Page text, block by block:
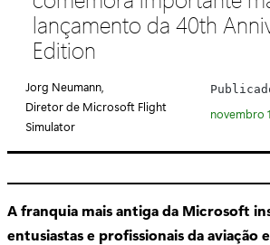
g
o
i
a
:
lançamento da 40th
Edition
Jorg Neumann,
Diretor de Microsoft Flight
Simulator
novembro
A franquia mais antiga da Microsoft
entusiastas e profissionais da aviação